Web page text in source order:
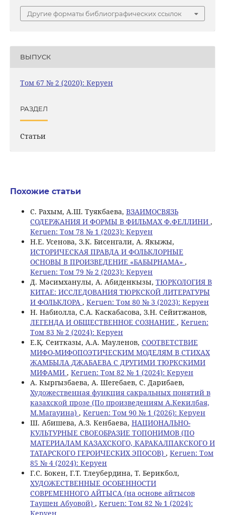
Другие форматы библиографических ссылок
ВЫПУСК
Том 67 № 2 (2020): Керуен
РАЗДЕЛ
Статьи
Похожие статьи
С. Рахым, А.Ш. Туякбаева, ВЗАИМОСВЯЗЬ
СОДЕРЖАНИЯ И ФОРМЫ В ФИЛЬМАХ Ф.ФЕЛЛИНИ ,
Keruen: Том 78 № 1 (2023): Керуен
Н.Е. Усенова, З.К. Бисенгали, А. Якыжы,
ИСТОРИЧЕСКАЯ ПРАВДА И ФОЛЬКЛОРНЫЕ
ОСНОВЫ В ПРОИЗВЕДЕНИЕ «БАБЫРНАМА» ,
Keruen: Том 79 № 2 (2023): Керуен
Д. Мәсимханулы, А. Абиденкызы, ТЮРКОЛОГИЯ В
КИТАЕ: ИССЛЕДОВАНИЯ ТЮРКСКОЙ ЛИТЕРАТУРЫ
И ФОЛЬКЛОРА , Keruen: Том 80 № 3 (2023): Керуен
Н. Набиолла, C.А. Каскабасова, З.Н. Сейитжанов,
ЛЕГЕНДА И ОБЩЕСТВЕННОЕ СОЗНАНИЕ , Keruen:
Том 83 № 2 (2024): Керуен
Е.Қ. Сеитказы, А.А. Мауленов, СООТВЕТСТВИЕ
МИФО-МИФОПОЭТИЧЕСКИМ МОДЕЛЯМ В СТИХАХ
ЖАМБЫЛА ДЖАБАЕВА С ДРУГИМИ ТЮРКСКИМИ
МИФАМИ , Keruen: Том 82 № 1 (2024): Керуен
А. Кыргызбаева, А. Шегебаев, С. Дарибаев,
Художественная функция сакральных понятий в
казахской прозе (По произведениям А.Кекилбая,
М.Магауина) , Keruen: Том 90 № 1 (2026): Керуен
Ш. Абишева, А.З. Кенбаева, НАЦИОНАЛЬНО-
КУЛЬТУРНЫЕ СВОЕОБРАЗИЕ ТОПОНИМОВ (ПО
МАТЕРИАЛАМ КАЗАХСКОГО, КАРАКАЛПАКСКОГО И
ТАТАРСКОГО ГЕРОИЧЕСКИХ ЭПОСОВ) , Keruen: Том
85 № 4 (2024): Керуен
Г.С. Бокен, Г.Т. Тлеубердина, Т. Берикбол,
ХУДОЖЕСТВЕННЫЕ ОСОБЕННОСТИ
СОВРЕМЕННОГО АЙТЫСА (на основе айтысов
Таушен Абуовой) , Keruen: Том 82 № 1 (2024):